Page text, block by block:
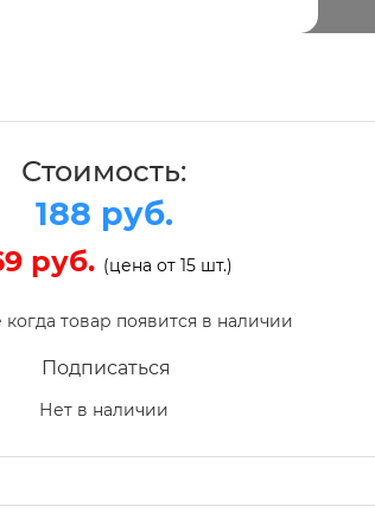
Стоимость:
188 руб.
руб. (цена от 15 шт.)
товар появится в наличии
Подписаться
Нет в наличии